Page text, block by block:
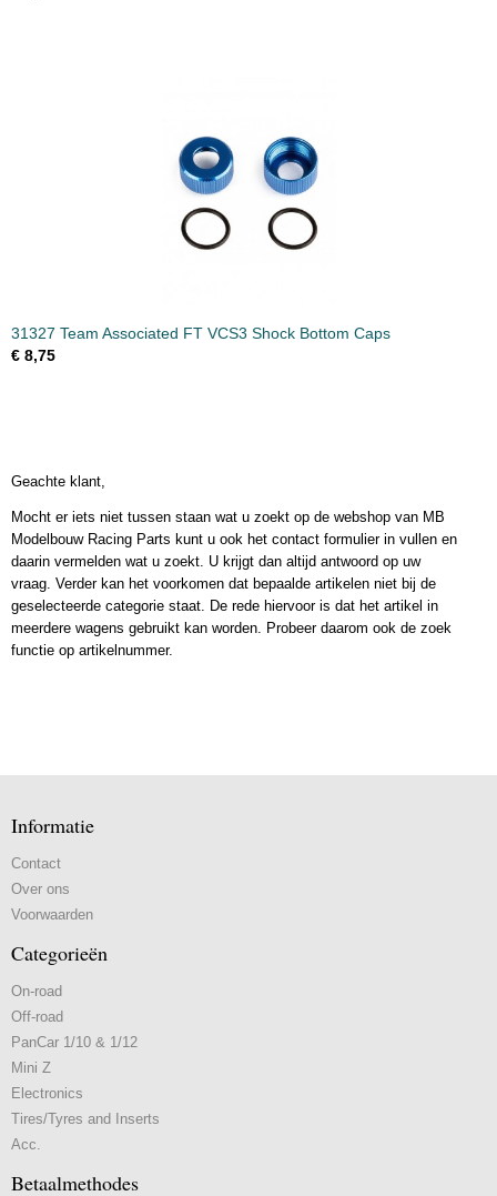
31327 Team Associated FT VCS3 Shock Bottom Caps
€ 8,75
Geachte klant,
Mocht er iets niet tussen staan wat u zoekt op de webshop van MB
Modelbouw Racing Parts kunt u ook het contact formulier in vullen en
daarin vermelden wat u zoekt. U krijgt dan altijd antwoord op uw
vraag. Verder kan het voorkomen dat bepaalde artikelen niet bij de
geselecteerde categorie staat. De rede hiervoor is dat het artikel in
meerdere wagens gebruikt kan worden. Probeer daarom ook de zoek
functie op artikelnummer.
Informatie
Contact
Over ons
Voorwaarden
Categorieën
On-road
Off-road
PanCar 1/10 & 1/12
Mini Z
Electronics
Tires/Tyres and Inserts
Acc.
Betaalmethodes